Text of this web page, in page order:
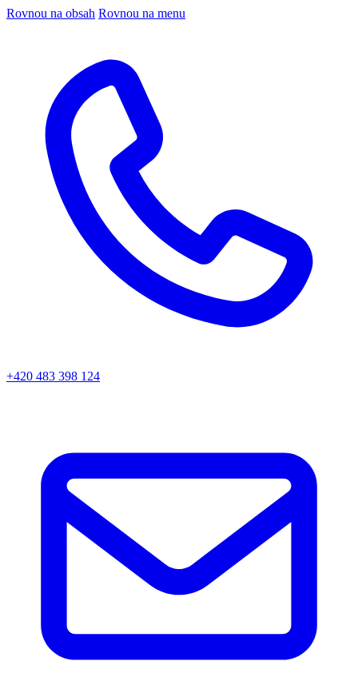
Rovnou na obsah Rovnou na menu
+420 483 398 124